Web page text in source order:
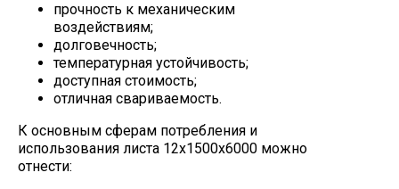
прочность к механическим
воздействиям;
долговечность;
температурная устойчивость;
доступная стоимость;
отличная свариваемость.
К основным сферам потребления и
использования листа 12х1500х6000 можно
отнести: